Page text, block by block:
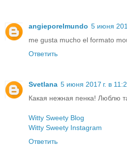
angieporelmundo 5 июня
me gusta mucho el formato
Ответить
Svetlana 5 июня 2017 г. в
Какая нежная пенка! Люблю
Witty Sweety Blog
Witty Sweety Instagram
Ответить